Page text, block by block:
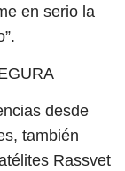
en serio la
desde
también
Rassvet